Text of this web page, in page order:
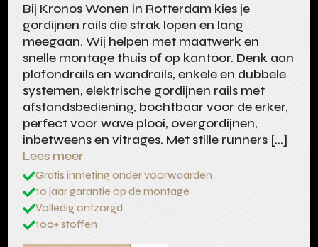
Bij Kronos Wonen in Rotterdam kies je
gordijnen rails die strak lopen en lang
meegaan. Wij helpen met maatwerk en
snelle montage thuis of op kantoor. Denk aan
plafondrails en wandrails, enkele en dubbele
systemen, elektrische gordijnen rails met
afstandsbediening, bochtbaar voor de erker,
perfect voor wave plooi, overgordijnen,
inbetweens en vitrages. Met stille runners […]
Lees meer
Gratis inmeting onder voorwaarden
10 jaar garantie op de montage
Volledig ontzorgd
100+ stoffen